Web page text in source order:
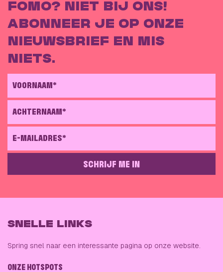
FOMO? NIET BIJ ONS!
ABONNEER JE OP ONZE
NIEUWSBRIEF EN MIS
NIETS.
VOORNAAM*
ACHTERNAAM*
E-MAILADRES*
GELIEVE DIT VELD LEEG TE LATEN
SCHRIJF ME IN
SNELLE LINKS
Spring snel naar een interessante pagina op onze website.
ONZE HOTSPOTS